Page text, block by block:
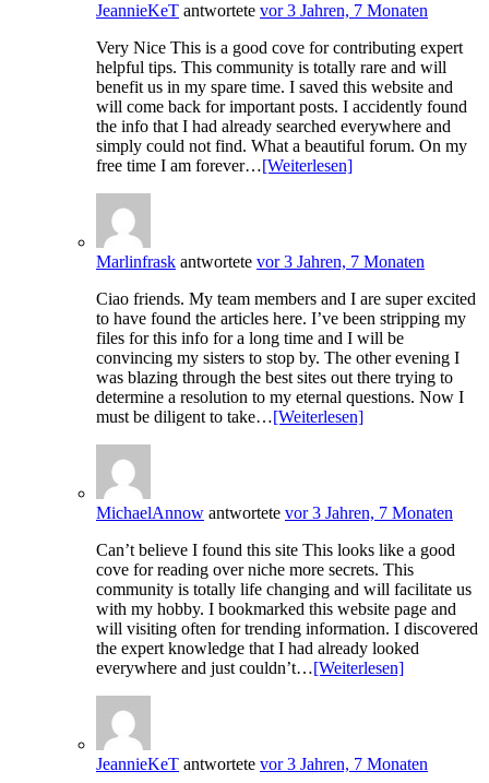
JeannieKeT antwortete vor 3 Jahren, 7 Monaten
Very Nice This is a good cove for contributing expert
helpful tips. This community is totally rare and will
benefit us in my spare time. I saved this website and
will come back for important posts. I accidently found
the info that I had already searched everywhere and
simply could not find. What a beautiful forum. On my
free time I am forever…[Weiterlesen]
Marlinfrask antwortete vor 3 Jahren, 7 Monaten
Ciao friends. My team members and I are super excited
to have found the articles here. I’ve been stripping my
files for this info for a long time and I will be
convincing my sisters to stop by. The other evening I
was blazing through the best sites out there trying to
determine a resolution to my eternal questions. Now I
must be diligent to take…[Weiterlesen]
MichaelAnnow antwortete vor 3 Jahren, 7 Monaten
Can’t believe I found this site This looks like a good
cove for reading over niche more secrets. This
community is totally life changing and will facilitate us
with my hobby. I bookmarked this website page and
will visiting often for trending information. I discovered
the expert knowledge that I had already looked
everywhere and just couldn’t…[Weiterlesen]
JeannieKeT antwortete vor 3 Jahren, 7 Monaten